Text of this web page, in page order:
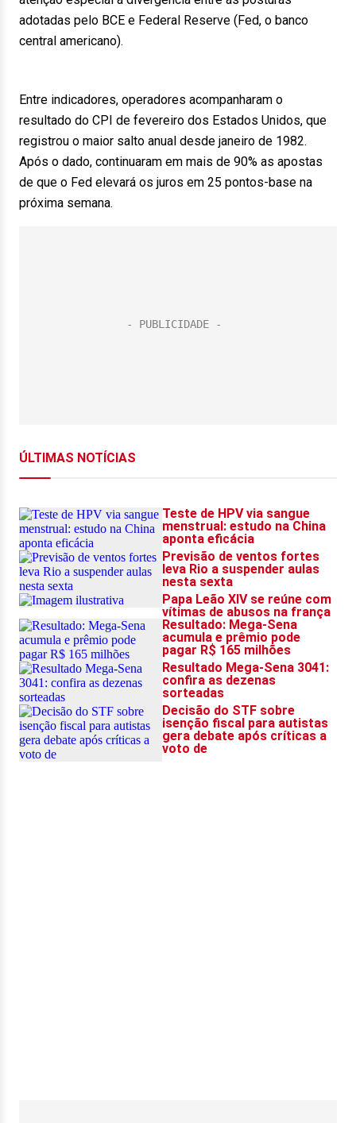
adotadas pelo BCE e Federal Reserve (Fed, o banco
central americano).
Entre indicadores, operadores acompanharam o
resultado do CPI de fevereiro dos Estados Unidos, que
registrou o maior salto anual desde janeiro de 1982.
Após o dado, continuaram em mais de 90% as apostas
de que o Fed elevará os juros em 25 pontos-base na
próxima semana.